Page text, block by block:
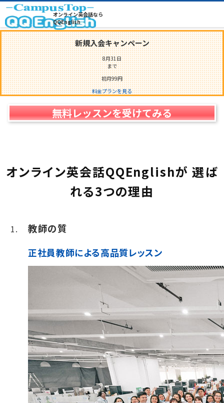
オンライン英会話なら
QQEnglish
自社教育で育成
3,000名以上のプロ教師
新規入会キャンペーン
8月31日
まで
初月99円
料金プランを見る
無料レッスンを受けてみる
オンライン英会話QQEnglishが 選ば
れる3つの理由
教師の質
正社員教師による高品質レッスン